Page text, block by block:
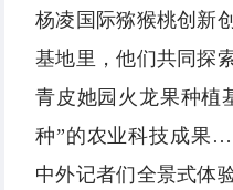
杨凌国际猕猴桃创新
基地里，他们共同探
青皮她园火龙果种植
种”的农业科技成果
中外记者们全景式体